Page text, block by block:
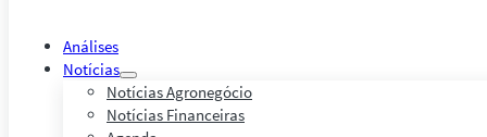
Análises
Notícias
Notícias Agronegócio
Notícias Financeiras